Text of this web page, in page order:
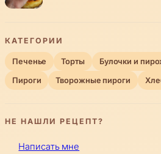
КАТЕГОРИИ
Печенье Торты Булочки и
Пироги Творожные пироги
НЕ НАШЛИ РЕЦЕПТ?
Написать мне